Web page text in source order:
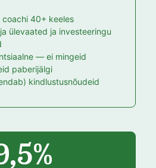
40+ keeles
ülevaated ja investeeringu
— ei mingeid
paberijälgi
kindlustusnõudeid